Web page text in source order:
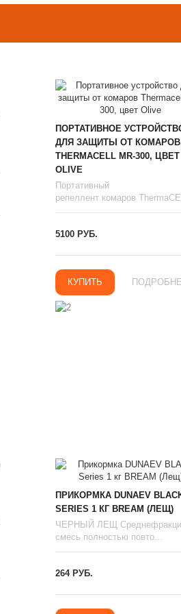
ПОРТАТИВНОЕ
ДЛЯ ЗАЩИТЫ ОТ КОМАРОВ
THERMAСЕLL MR-300, ЦВЕТ
OLIVE
Портативный
репеллент комаров
5100 РУБ.
КУПИТЬ
ПРИКОРМКА DUNAEV
SERIES 1 КГ BREAM (ЛЕЩ)
ЧЕРНЫЙ ЛЕЩ
смесь полностью повто...
264 РУБ.